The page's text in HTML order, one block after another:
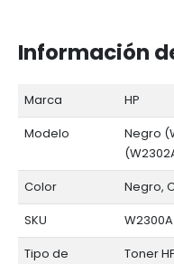
Información
Marca
HP
Modelo
Negro
Color
Negro,
SKU
Tipo de
Toner